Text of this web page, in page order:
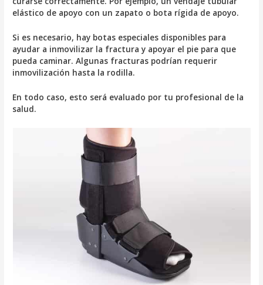
elástico de apoyo con un zapato o bota rígida de apoyo.
Si es necesario, hay botas especiales disponibles para
ayudar a inmovilizar la fractura y apoyar el pie para que
pueda caminar. Algunas fracturas podrían requerir
inmovilización hasta la rodilla.
En todo caso, esto será evaluado por tu profesional de la
salud.